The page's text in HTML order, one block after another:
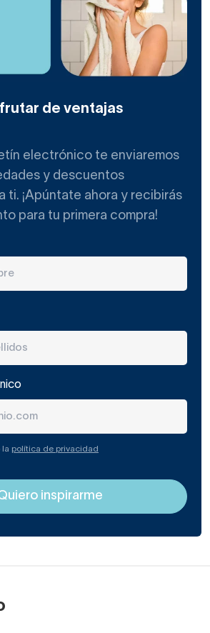
de ventajas
electrónico te enviaremos
y descuentos
ti. ¡Apúntate ahora y recibirás
para tu primera compra!
la política de privacidad